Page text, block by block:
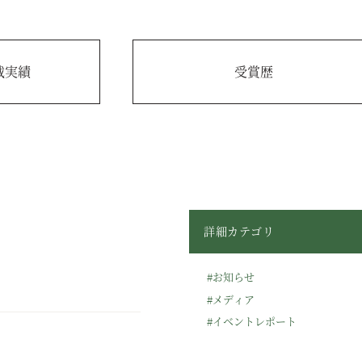
実績 受賞歴
詳細カテゴリ
#お知らせ
#メディア
#イベントレポート